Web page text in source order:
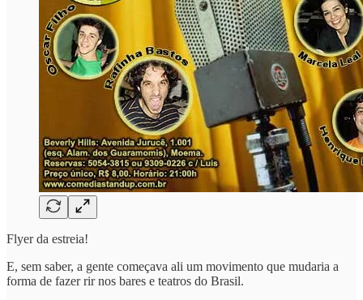
Flyer da estreia!
E, sem saber, a gente começava ali um movimento que mudaria a
forma de fazer rir nos bares e teatros do Brasil.